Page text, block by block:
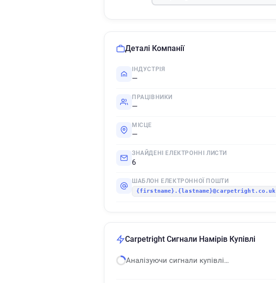
Деталі Компанії
ІНДУСТРІЯ
—
ПРАЦІВНИКИ
—
МІСЦЕ
—
ЗНАЙДЕНІ ЕЛЕКТРОННІ ЛИСТИ
6
ШАБЛОН ЕЛЕКТРОННОЇ ПОШТИ
{firstname}.{lastname}@carpetright.co.uk
Carpetright Сигнали Намірів Купівлі
Аналізуючи сигнали купівлі…